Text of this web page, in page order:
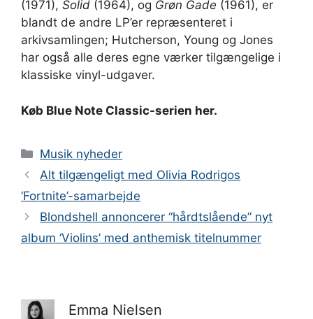
(1971), Solid (1964), og Grøn Gade (1961), er
blandt de andre LP’er repræsenteret i
arkivsamlingen; Hutcherson, Young og Jones
har også alle deres egne værker tilgængelige i
klassiske vinyl-udgaver.
Køb Blue Note Classic-serien her.
Kategorier
Musik nyheder
Alt tilgængeligt med Olivia Rodrigos
‘Fortnite’-samarbejde
Blondshell annoncerer “hårdtslående” nyt
album ‘Violins’ med anthemisk titelnummer
Emma Nielsen